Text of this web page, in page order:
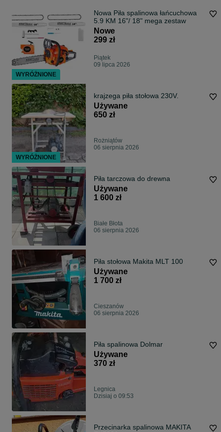
Nowa Piła spalinowa łańcuchowa
5.9 KM 16"/ 18" mega zestaw
Nowe
299 zł
Piątek
09 lipca 2026
krajzega piła stołowa 230V.
Używane
650 zł
Rożniątów
06 sierpnia 2026
Piła tarczowa do drewna
Używane
1 600 zł
Białe Błota
06 sierpnia 2026
Piła stołowa Makita MLT 100
Używane
1 700 zł
Cieszanów
06 sierpnia 2026
Piła spalinowa Dolmar
Używane
370 zł
Legnica
Dzisiaj o 09:53
Przecinarka spalinowa MAKITA
WYRÓŻNIONE
WYRÓŻNIONE